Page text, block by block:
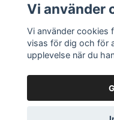
149 kr
Vi använder
Vi använder cookies
visas för dig och för
upplevelse när du